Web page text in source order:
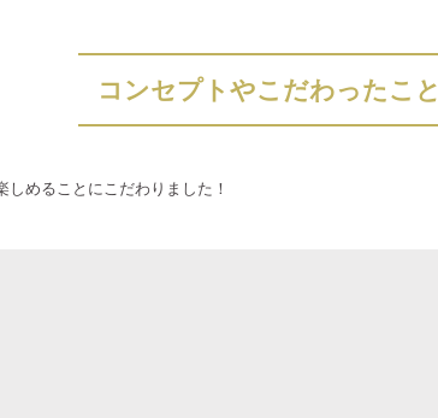
コンセプトやこだわったこと
しめることにこだわりました！